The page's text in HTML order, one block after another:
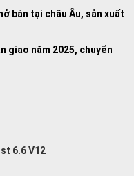
bán tại châu Âu, sản xuất
giao năm 2025, chuyển
6.6 V12